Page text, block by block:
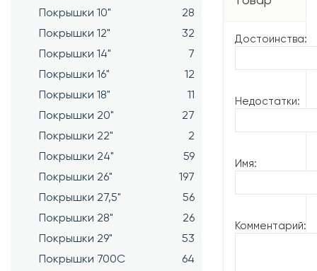
Покрышки 10"
28
Покрышки 12"
32
Покрышки 14"
7
Покрышки 16"
12
Покрышки 18"
11
Покрышки 20"
27
Покрышки 22"
2
Покрышки 24"
59
Покрышки 26"
197
Покрышки 27,5"
56
Покрышки 28"
26
Покрышки 29"
53
Покрышки 700C
64
Достоинства:
Недостатки:
Имя:
Комментарий: